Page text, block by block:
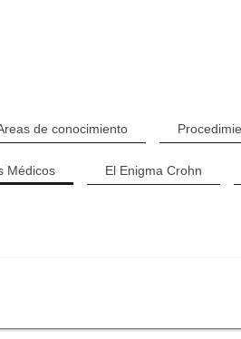
de conocimiento
Médicos El Enigma Crohn